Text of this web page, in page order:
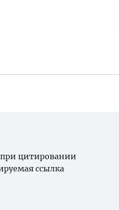
при цитировании
ссылка